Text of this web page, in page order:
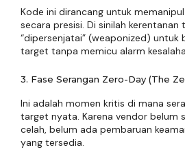
Kode ini dirancang untuk
secara presisi. Di sinilah kerentanan
“dipersenjatai” (weaponized) untuk
target tanpa memicu alarm
3. Fase Serangan Zero-Day (The
Ini adalah momen kritis di mana
target nyata. Karena vendor belum
celah, belum ada pembaruan
yang tersedia.